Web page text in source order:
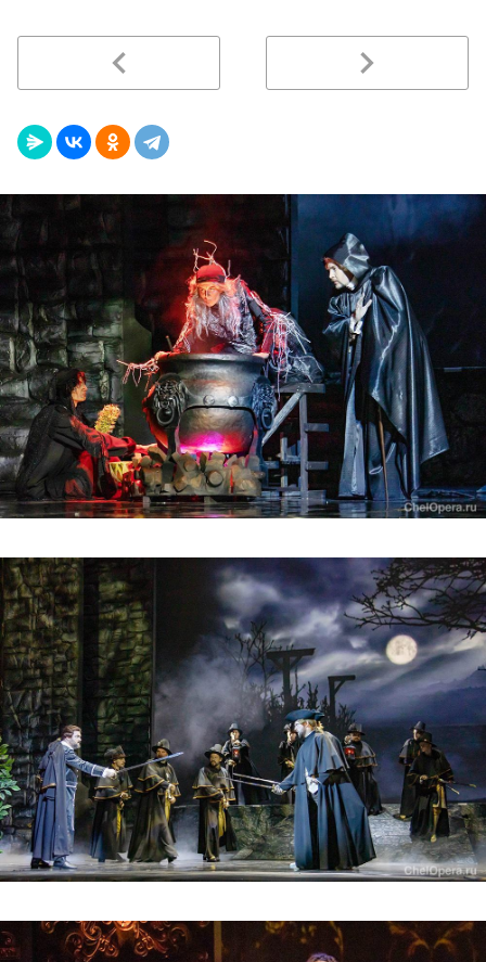
navigate_before navigate_next